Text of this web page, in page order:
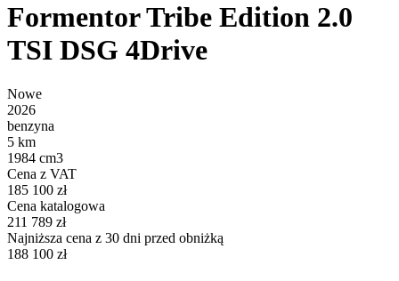
Formentor Tribe Edition 2.0
TSI DSG 4Drive
Nowe
2026
benzyna
5 km
1984 cm3
Cena z VAT
185 100 zł
Cena katalogowa
211 789 zł
Najniższa cena z 30 dni przed obniżką
188 100 zł